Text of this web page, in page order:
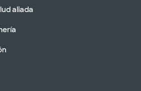
aliada